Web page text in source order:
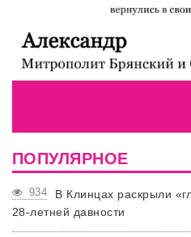
ПОПУЛЯРНОЕ
934
В Клинцах раскрыли
28-летней давности